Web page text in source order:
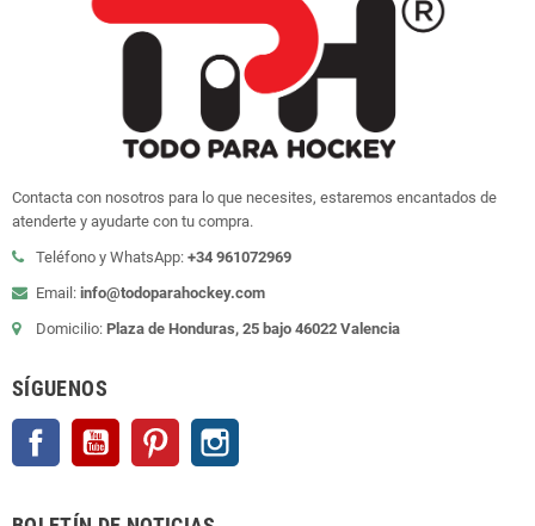
Contacta con nosotros para lo que necesites, estaremos encantados de
atenderte y ayudarte con tu compra.
Teléfono y WhatsApp: +34 961072969
Email: info@todoparahockey.com
Domicilio: Plaza de Honduras, 25 bajo 46022 Valencia
SÍGUENOS
Facebook YouTube Pinterest